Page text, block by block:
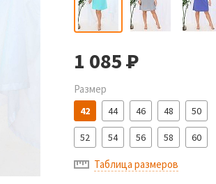
1 085Р
Размер
42 44 46 48 50
52 54 56 58 60
Таблица размеров